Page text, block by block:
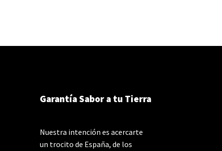
Garantía Sabor a tu Tierra
Nuestra intención es acercarte
un trocito de España, de los